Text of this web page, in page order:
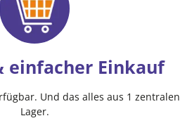
einfacher Einkauf
Und das alles aus 1 zentralen
Lager.